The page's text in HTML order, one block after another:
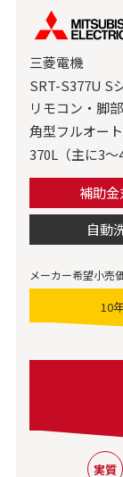
三菱電機
SRT-S377U S
リモコン・脚
角型フルオート
370L（主に3～
補助金
自動
メーカー希望小売
10
実質